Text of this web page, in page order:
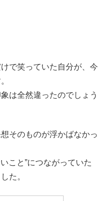
で笑っていた自分が、今
は全然違ったのでしょう
そのものが浮かばなかっ
こと”につながっていた
た。